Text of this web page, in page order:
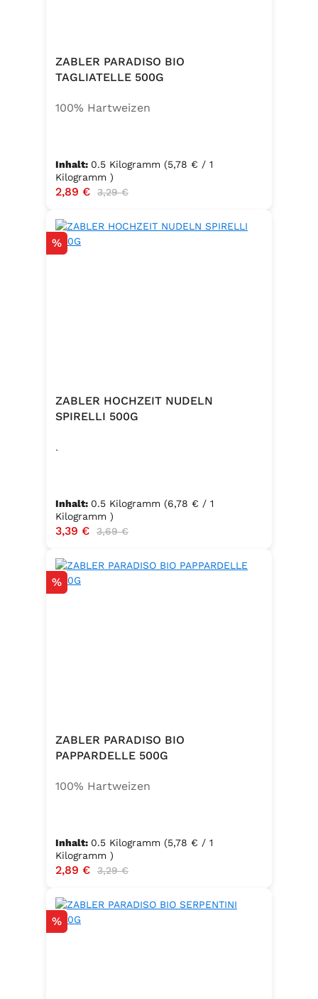
ZABLER PARADISO BIO
TAGLIATELLE 500G
100% Hartweizen
Inhalt: 0.5 Kilogramm (5,78 € / 1
Kilogramm )
Verkaufspreis:
2,89 € Regulärer Preis:
3,29 €
Rabatt
%
ZABLER HOCHZEIT NUDELN
SPIRELLI 500G
.
Inhalt: 0.5 Kilogramm (6,78 € / 1
Kilogramm )
Verkaufspreis:
3,39 € Regulärer Preis:
3,69 €
Rabatt
%
ZABLER PARADISO BIO
PAPPARDELLE 500G
100% Hartweizen
Inhalt: 0.5 Kilogramm (5,78 € / 1
Kilogramm )
Verkaufspreis:
2,89 € Regulärer Preis:
3,29 €
Rabatt
%